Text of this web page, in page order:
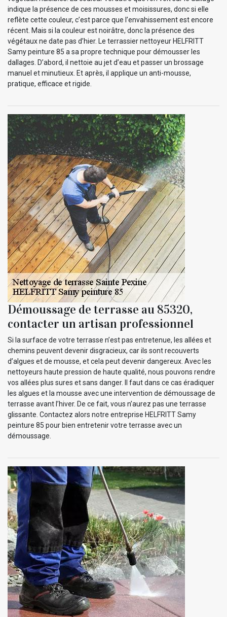
indique la présence de ces mousses et moisissures, donc si elle
reflète cette couleur, c’est parce que l’envahissement est encore
récent. Mais si la couleur est noirâtre, donc la présence des
végétaux ne date pas d’hier. Le terrassier nettoyeur HELFRITT
Samy peinture 85 a sa propre technique pour démousser les
dallages. D’abord, il nettoie au jet d’eau et passer un brossage
manuel et minutieux. Et après, il applique un anti-mousse,
pratique, efficace et rigide.
Démoussage de terrasse au 85320,
contacter un artisan professionnel
Si la surface de votre terrasse n’est pas entretenue, les allées et
chemins peuvent devenir disgracieux, car ils sont recouverts
d’algues et de mousse, et cela peut devenir dangereux. Avec les
nettoyeurs haute pression de haute qualité, nous pouvons rendre
vos allées plus sures et sans danger. Il faut dans ce cas éradiquer
les algues et la mousse avec une intervention de démoussage de
terrasse avant l’hiver. De ce fait, vous n’aurez pas une terrasse
glissante. Contactez alors notre entreprise HELFRITT Samy
peinture 85 pour bien entretenir votre terrasse avec un
démoussage.